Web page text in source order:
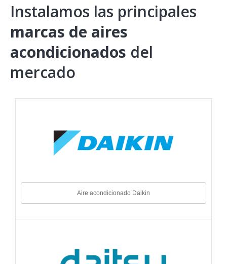
Instalamos las principales
marcas de aires
acondicionados del
mercado
Aire acondicionado Daikin